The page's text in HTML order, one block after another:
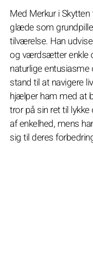
Med Merkur i
glæde som
tilværelse. Han
og værdsætter enkle
naturlige
stand til at navigere
hjælper ham med at
tror på sin ret til
af enkelhed, mens
sig til deres